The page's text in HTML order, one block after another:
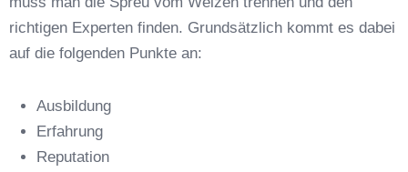
richtigen Experten finden. Grundsätzlich kommt es dabei
auf die folgenden Punkte an:
Ausbildung
Erfahrung
Reputation